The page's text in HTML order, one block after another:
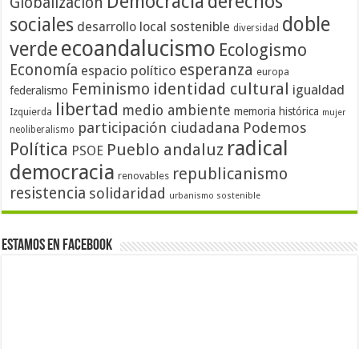
sociales desarrollo local sostenible diversidad doble
verdeecoandalucismo Ecologismo
Economía espacio político esperanza europa
federalismo Feminismo identidad cultural igualdad
Izquierda libertad medio ambiente memoria histórica mujer
neoliberalismo participación ciudadana Podemos
Política PSOE Pueblo andaluz radical
democracia renovables republicanismo
resistencia solidaridad urbanismo sostenible
Estamos en Facebook